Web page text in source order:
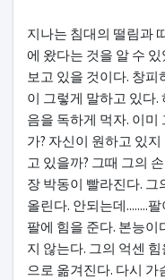
지나는 침대의 떨림과
에 왔다는 것을 알 수
보고 있을 것이다. 창피
이 그렇게 말하고 있다.
음을 독하게 먹자. 이
가? 자신이 원하고 있
고 있을까? 그때 그의
장 박동이 빨라진다. 그
올린다. 안되는데........
팔에 힘을 준다. 본능
지 않는다. 그의 억센
으로 옮겨진다. 다시 가